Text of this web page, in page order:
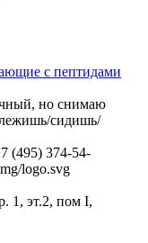
с пептидами
но снимаю
лежишь/сидишь/
(495) 374-54-
logo.svg
1, эт.2, пом I,